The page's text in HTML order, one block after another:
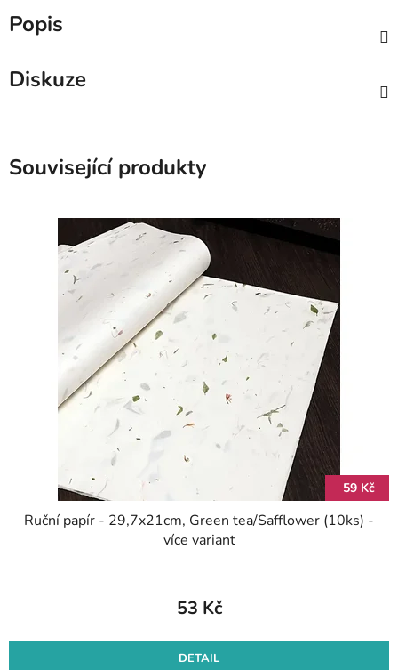
Popis
Diskuze
Související produkty
59 Kč
Ruční papír - 29,7x21cm, Green tea/Safflower (10ks) -
více variant
53 Kč
DETAIL